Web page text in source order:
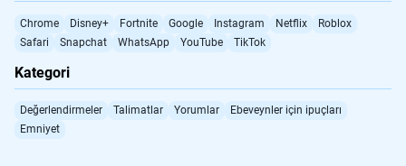
Chrome Disney+ Fortnite Google Instagram Netflix
Roblox
Safari
Snapchat WhatsApp YouTube TikTok
Kategori
Değerlendirmeler Talimatlar Yorumlar
Ebeveynler için ipuçları
Emniyet